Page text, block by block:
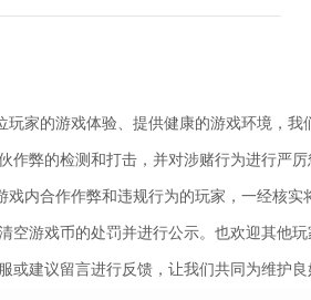
兑换奖品
在线反馈
封禁公告
玩家的游戏体验、提供健康的游戏环境，
作弊的检测和打击，并对涉赌行为进行严厉
内合作作弊和违规行为的玩家，一经核实
空游戏币的处罚并进行公示。也欢迎其他
或建议留言进行反馈，让我们共同为维护